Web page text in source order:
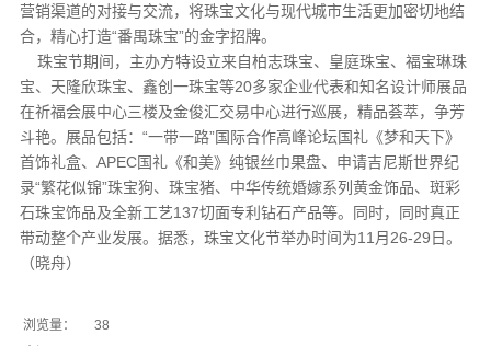
营销渠道的对接与交流，将珠宝文化与现代城市生活更加密切地结
合，精心打造“番禺珠宝”的金字招牌。
珠宝节期间，主办方特设立来自柏志珠宝、皇庭珠宝、福宝琳珠
宝、天隆欣珠宝、鑫创一珠宝等20多家企业代表和知名设计师展品
在祈福会展中心三楼及金俊汇交易中心进行巡展，精品荟萃，争芳
斗艳。展品包括：“一带一路”国际合作高峰论坛国礼《梦和天下》
首饰礼盒、APEC国礼《和美》纯银丝巾果盘、申请吉尼斯世界纪
录“繁花似锦”珠宝狗、珠宝猪、中华传统婚嫁系列黄金饰品、斑彩
石珠宝饰品及全新工艺137切面专利钻石产品等。同时，同时真正
带动整个产业发展。据悉，珠宝文化节举办时间为11月26-29日。
（晓舟）
浏览量：
38